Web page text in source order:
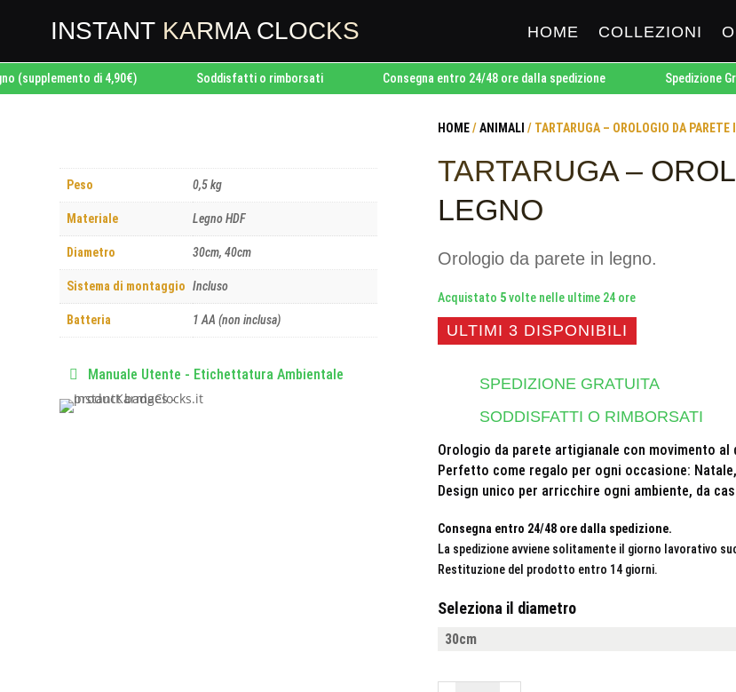
INSTANT KARMA CLOCKS HOME COLLEZIONI
di 4,90€) Soddisfatti o rimborsati Consegna entro 24/48 ore dalla spedizione Spedizione Gratuita
Peso 0,5 kg
Materiale Legno HDF
Diametro 30cm, 40cm
Sistema di montaggio Incluso
Batteria 1 AA (non inclusa)
Manuale Utente - Etichettatura Ambientale
HOME/ANIMALI / TARTARUGA – OROLOGIO DA PARETE
TARTARUGA –
LEGNO
Orologio da parete in legno.
Acquistato 5volte nelle ultime 24 ore
ULTIMI 3 DISPONIBILI
SPEDIZIONE GRATUITA
SODDISFATTI O RIMBORSATI
Orologio da parete artigianale con movimento
Perfetto come regalo per ogni occasione:
Design unico per arricchire ogni ambiente, da
Consegna entro 24/48 ore dalla spedizione.
La spedizione avviene solitamente il giorno lavorativo
Restituzione del prodotto entro 14 giorni.
Seleziona il diametro